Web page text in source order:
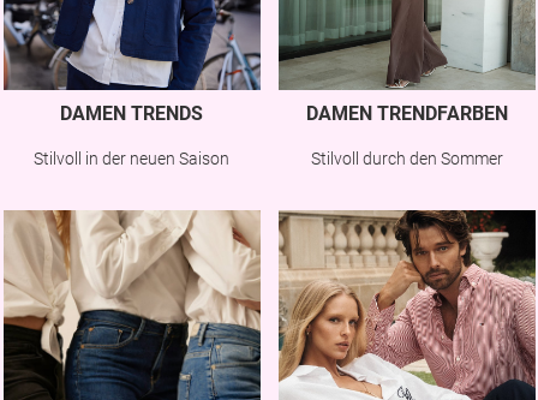
DAMEN TRENDS
Stilvoll in der neuen Saison
DAMEN TRENDFARBEN
Stilvoll durch den Sommer